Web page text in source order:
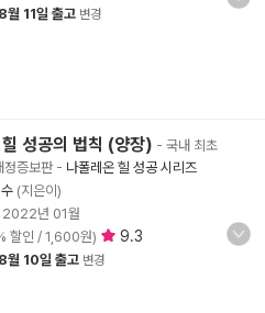
8월 11일 출고 변경
성공의 법칙 (양장) - 국내 최초
정증보판- 나폴레온 힐 성공 시리즈
(지은이)
2022년 01월
할인 / 1,600원) 9.3
8월 10일 출고 변경